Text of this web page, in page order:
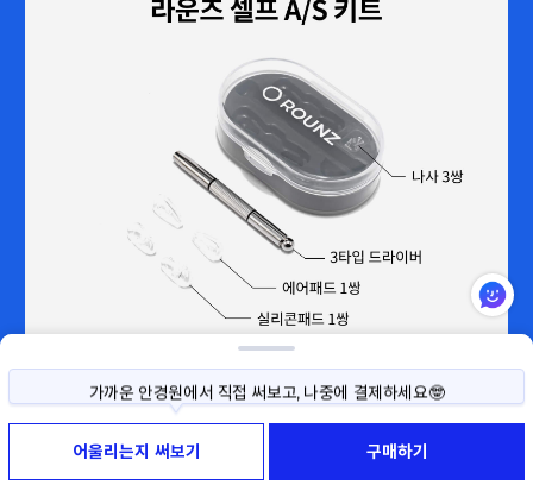
가까운 안경원에서 직접 써보고, 나중에 결제하세요🤓
사이즈나 색상이 고민된다면, 직접 써보고 구매하세요!
써보기 예약부터 반품까지 모두 무료예요😉
어울리는지 써보기 구매하기